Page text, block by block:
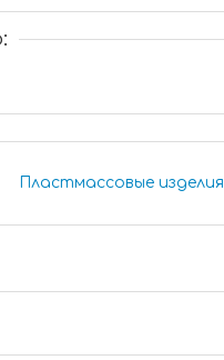
Пластмассовые изделия